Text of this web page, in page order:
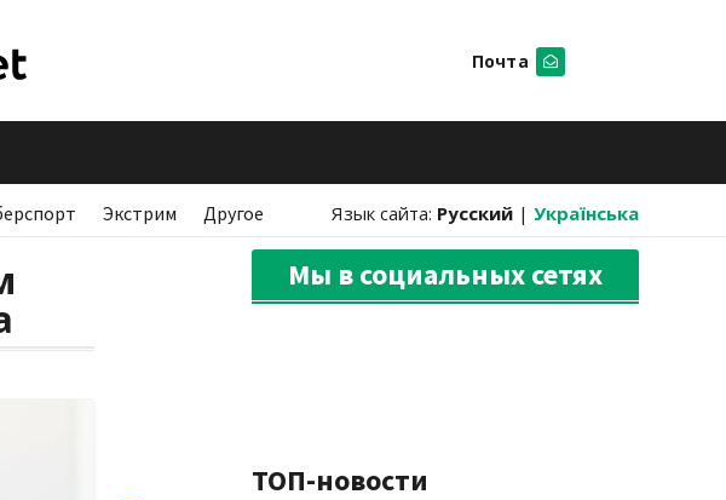
Почта
Экстрим Другое Язык сайта: Русский | Українська
Мы в социальных сетях
ТОП-новости